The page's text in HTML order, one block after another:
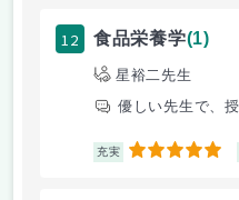
12 食品栄養学(1)
星裕二先生
優しい先生で、
充実 5